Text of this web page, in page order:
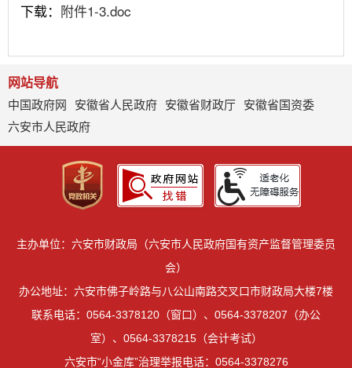
下载： 附件1-3.doc
网站导航
中国政府网
安徽省人民政府 安徽省财政厅
安徽省国资委
六安市人民政府
主办单位：六安市财政局（六安市人民政府国有资产监督管理委员
会）
办公地址：六安市佛子岭路与八公山南路交叉口市财政局大楼7楼
联系电话：0564-3378120（窗口）、0564-3378207（办公
室）、0564-3378215（会计考试）
六安市“小金库”治理举报电话：0564-3378276